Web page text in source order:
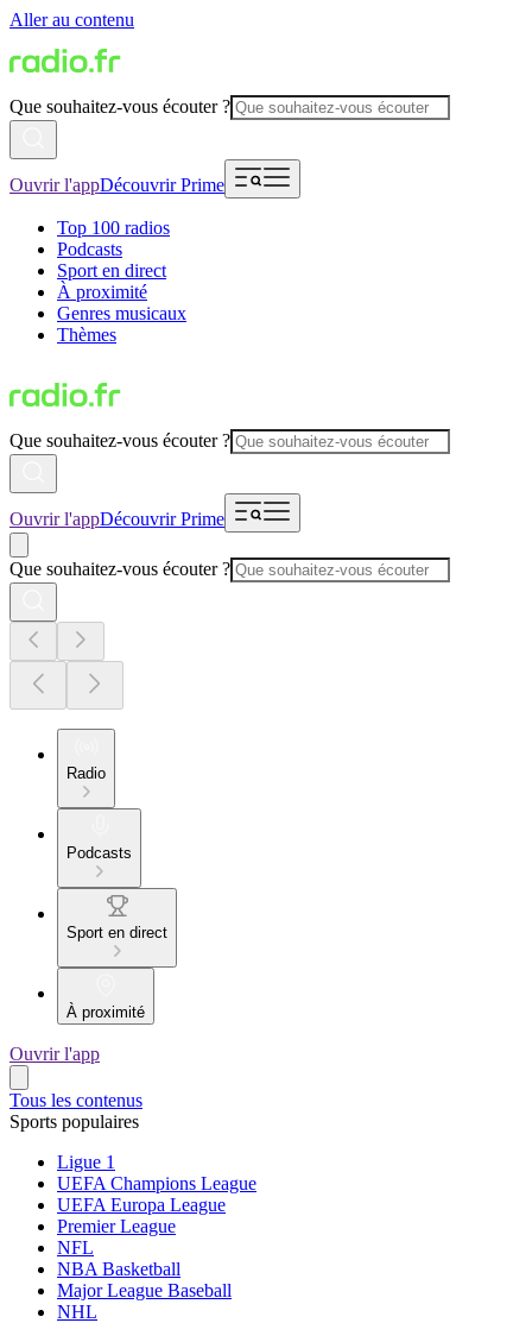
Aller au contenu
Que souhaitez-vous écouter ?
Ouvrir l'appDécouvrir Prime
Top 100 radios
Podcasts
Sport en direct
À proximité
Genres musicaux
Thèmes
Que souhaitez-vous écouter ?
Ouvrir l'appDécouvrir Prime
Que souhaitez-vous écouter ?
Radio
Podcasts
Sport en direct
À proximité
Ouvrir l'app
Tous les contenus
Sports populaires
Ligue 1
UEFA Champions League
UEFA Europa League
Premier League
NFL
NBA Basketball
Major League Baseball
NHL